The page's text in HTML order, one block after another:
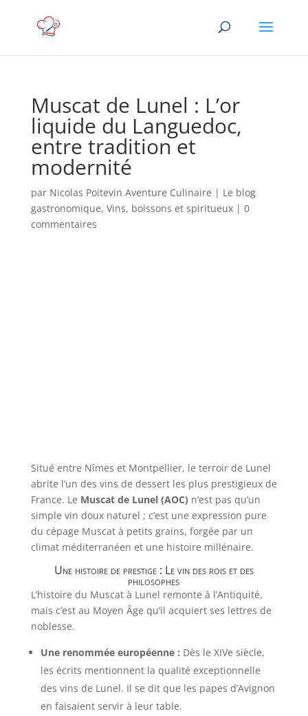
Muscat de Lunel : L’or
liquide du Languedoc,
entre tradition et
modernité
par Nicolas Poitevin Aventure Culinaire | Le blog
gastronomique, Vins, boissons et spiritueux| 0
commentaires
Situé entre Nîmes et Montpellier, le terroir de Lunel
abrite l’un des vins de dessert les plus prestigieux de
France. Le Muscat de Lunel (AOC) n’est pas qu’un
simple vin doux naturel ; c’est une expression pure
du cépage Muscat à petits grains, forgée par un
climat méditerranéen et une histoire millénaire.
Une histoire de prestige : Le vin des rois et des
philosophes
L’histoire du Muscat à Lunel remonte à l’Antiquité,
mais c’est au Moyen Âge qu’il acquiert ses lettres de
noblesse.
Une renommée européenne : Dès le XIVe siècle,
les écrits mentionnent la qualité exceptionnelle
des vins de Lunel. Il se dit que les papes d’Avignon
en faisaient servir à leur table.